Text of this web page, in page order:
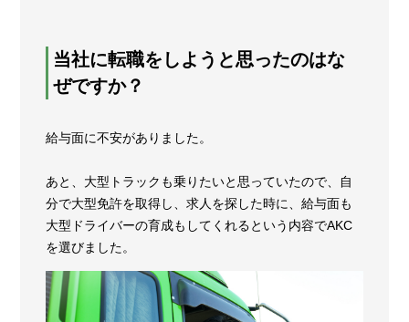
当社に転職をしようと思ったのはな
ぜですか？
給与面に不安がありました。
あと、大型トラックも乗りたいと思っていたので、自
分で大型免許を取得し、求人を探した時に、給与面も
大型ドライバーの育成もしてくれるという内容でAKC
を選びました。